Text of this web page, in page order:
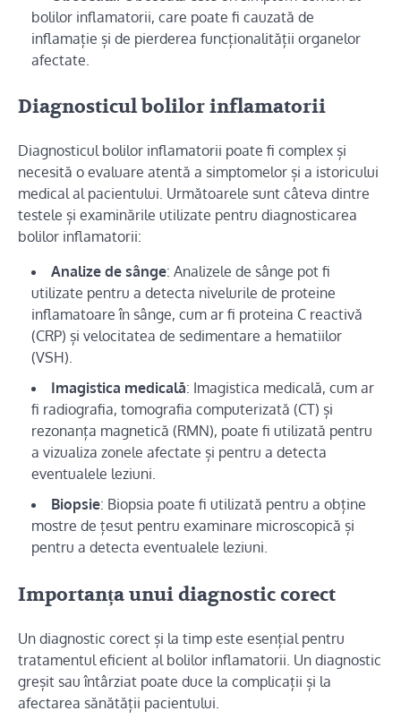
bolilor inflamatorii, care poate fi cauzată de
inflamație și de pierderea funcționalității organelor
afectate.
Diagnosticul bolilor inflamatorii
Diagnosticul bolilor inflamatorii poate fi complex și
necesită o evaluare atentă a simptomelor și a istoricului
medical al pacientului. Următoarele sunt câteva dintre
testele și examinările utilizate pentru diagnosticarea
bolilor inflamatorii:
Analize de sânge: Analizele de sânge pot fi
utilizate pentru a detecta nivelurile de proteine
inflamatoare în sânge, cum ar fi proteina C reactivă
(CRP) și velocitatea de sedimentare a hematiilor
(VSH).
Imagistica medicală: Imagistica medicală, cum ar
fi radiografia, tomografia computerizată (CT) și
rezonanța magnetică (RMN), poate fi utilizată pentru
a vizualiza zonele afectate și pentru a detecta
eventualele leziuni.
Biopsie: Biopsia poate fi utilizată pentru a obține
mostre de țesut pentru examinare microscopică și
pentru a detecta eventualele leziuni.
Importanța unui diagnostic corect
Un diagnostic corect și la timp este esențial pentru
tratamentul eficient al bolilor inflamatorii. Un diagnostic
greșit sau întârziat poate duce la complicații și la
afectarea sănătății pacientului.